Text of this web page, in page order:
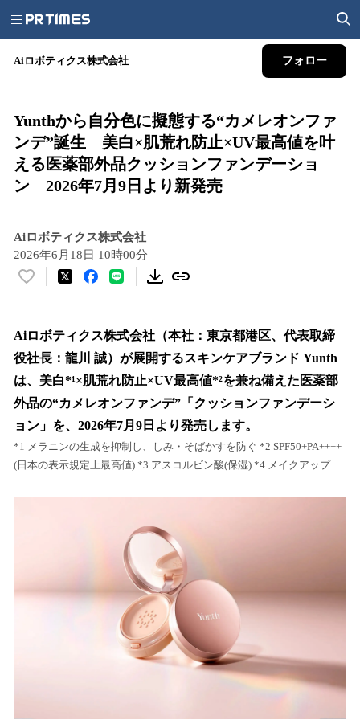
Aiロボティクス株式会社 フォロー
Yunthから自分色に擬態する“カメレオンファ
ンデ”誕生 美白×肌荒れ防止×UV最高値を叶
える医薬部外品クッションファンデーショ
ン 2026年7月9日より新発売
Aiロボティクス株式会社
2026年6月18日 10時00分
い
！
数
を
読
み
込
中
で
Aiロボティクス株式会社（本社：東京都港区、代表取締
役社長：龍川 誠）が展開するスキンケアブランド Yunth
は、美白*¹×肌荒れ防止×UV最高値*²を兼ね備えた医薬部
外品の“カメレオンファンデ”「クッションファンデーシ
ョン」を、2026年7月9日より発売します。
*1 メラニンの生成を抑制し、しみ・そばかすを防ぐ *2 SPF50+PA++++
(日本の表示規定上最高値) *3 アスコルビン酸(保湿) *4 メイクアップ